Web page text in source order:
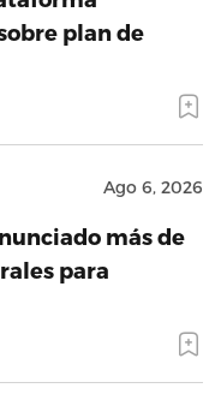
plan de
Ago 6, 2026
más de
para